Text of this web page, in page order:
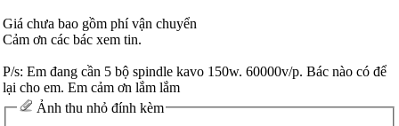
Giá chưa bao gồm phí vận chuyển
Cảm ơn các bác xem tin.
P/s: Em đang cần 5 bộ spindle kavo 150w. 60000v/p. Bác nào có để
lại cho em. Em cảm ơn lắm lắm
Ảnh thu nhỏ đính kèm